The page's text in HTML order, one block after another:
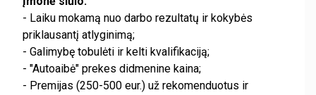
- Laiku mokamą nuo darbo rezultatų ir kokybės
priklausantį atlyginimą;
- Galimybę tobulėti ir kelti kvalifikaciją;
- "Autoaibė" prekes didmenine kaina;
- Premijas (250-500 eur.) už rekomenduotus ir